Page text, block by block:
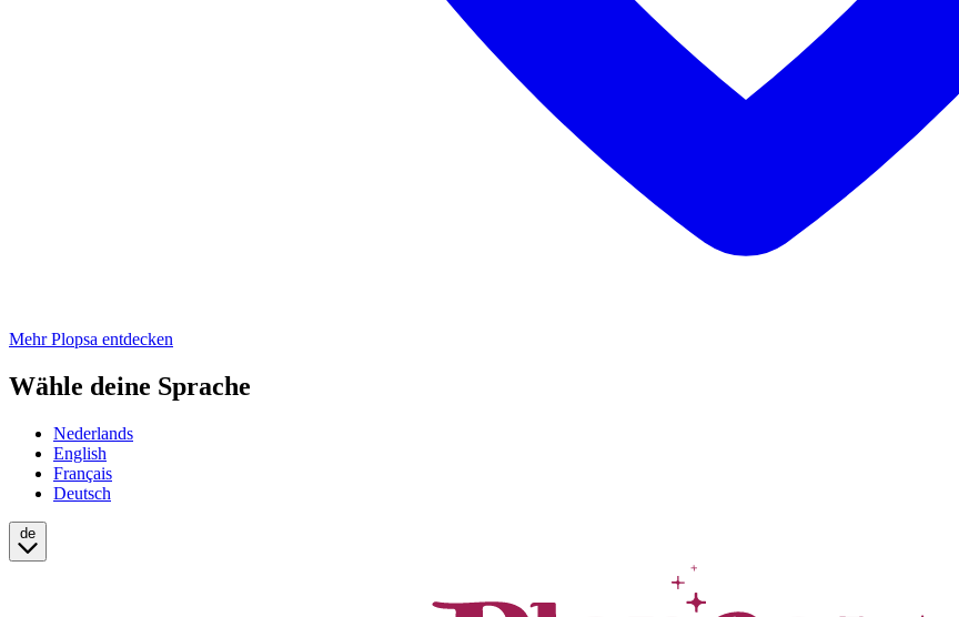
Mehr Plopsa entdecken
Wähle deine Sprache
Nederlands
English
Français
Deutsch
de